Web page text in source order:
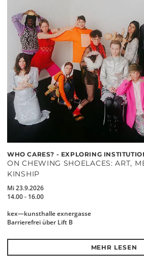
WHO CARES? - EXPLORING
ON CHEWING SHOELACES: ART,
KINSHIP
Mi 23.9.2026
14.00 - 16.00
kex—kunsthalle exnergasse
Barrierefrei über Lift B
MEHR LESEN